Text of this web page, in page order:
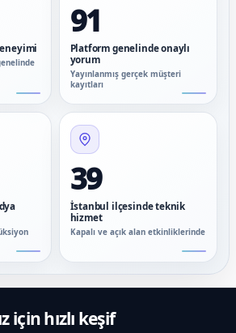
91
Platform genelinde onaylı
yorum
Yayınlanmış gerçek müşteri
kayıtları
39
İstanbul ilçesinde teknik
hizmet
Kapalı ve açık alan etkinliklerinde
için hızlı keşif